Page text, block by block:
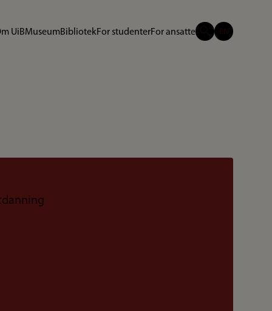
UiBMuseumBibliotekFor studenterFor ansatte